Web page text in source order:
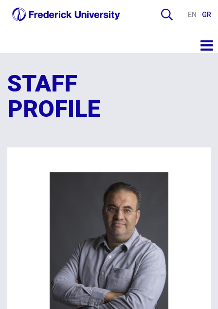
EN GR
STAFF
PROFILE